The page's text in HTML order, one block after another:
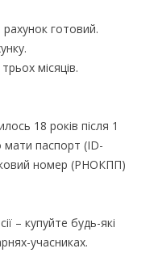
рахунок готовий.
місяців.
18 років після 1
мати паспорт (ID-
номер (РНОКПП)
– купуйте будь-які
учасниках.